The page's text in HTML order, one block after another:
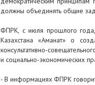
должны объединять общие
ФПРК, с июля прошлого
Казахстана «Аманат» о
консультативно-
и социально-экономических
- В информациях ФПРК